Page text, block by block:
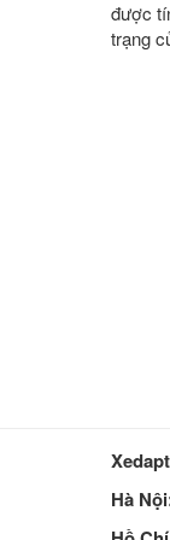
được
trạng
Hà